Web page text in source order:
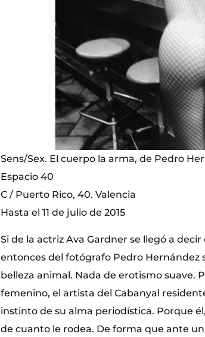
Sens/Sex. El cuerpo la arma, de Pedro
Espacio 40
C / Puerto Rico, 40. Valencia
Hasta el 11 de julio de 2015
Si de la actriz Ava Gardner se llegó a
entonces del fotógrafo Pedro Hernández
belleza animal. Nada de erotismo suave.
femenino, el artista del Cabanyal
instinto de su alma periodística. Porque
de cuanto le rodea. De forma que ante